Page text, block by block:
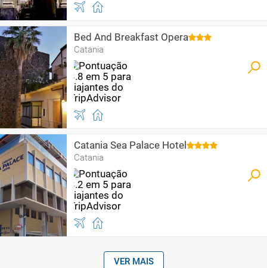
Bed And Breakfast Opera
Catania
Catania Sea Palace Hotel
Catania
VER MAIS